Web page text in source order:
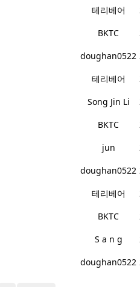
테리베어
BKTC
doughan0522
테리베어
Song Jin Li
BKTC
jun
doughan0522
테리베어
BKTC
S a n g
doughan0522